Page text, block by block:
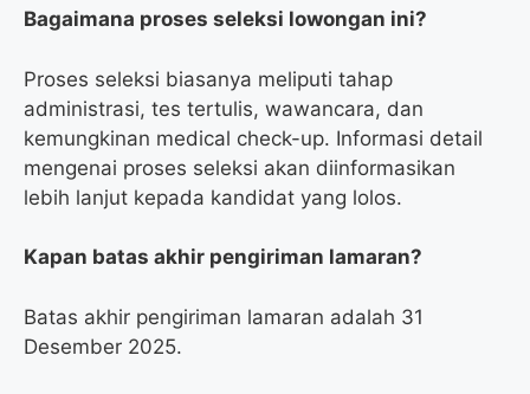
Bagaimana proses seleksi lowongan ini?
Proses seleksi biasanya meliputi tahap
administrasi, tes tertulis, wawancara, dan
kemungkinan medical check-up. Informasi detail
mengenai proses seleksi akan diinformasikan
lebih lanjut kepada kandidat yang lolos.
Kapan batas akhir pengiriman lamaran?
Batas akhir pengiriman lamaran adalah 31
Desember 2025.